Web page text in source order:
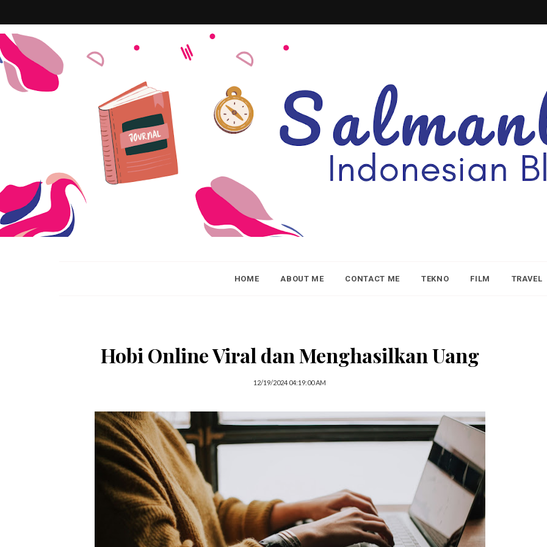
HOME ABOUT ME CONTACT ME TEKNO FILM TRAVEL
Hobi Online Viral dan Menghasilkan Uang
12/19/2024 04:19:00 AM